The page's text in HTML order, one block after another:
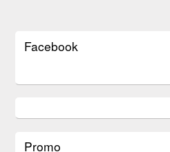
Facebook
Promo